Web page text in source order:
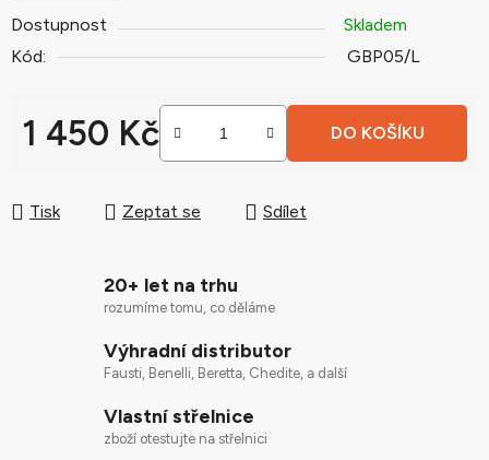
Dostupnost
Skladem
Kód:
GBP05/L
1 450 Kč DO KOŠÍKU
Tisk Zeptat se Sdílet
20+ let na trhu
rozumíme tomu, co děláme
Výhradní distributor
Fausti, Benelli, Beretta, Chedite, a další
Vlastní střelnice
zboží otestujte na střelnici